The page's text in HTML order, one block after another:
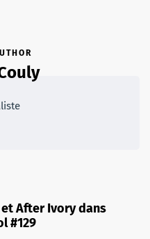
After Ivory dans
#129